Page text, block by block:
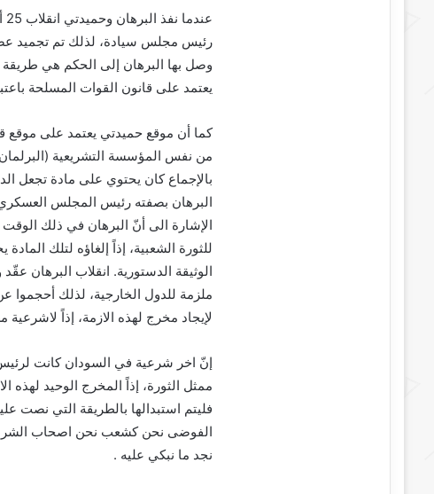
رئيس مجلس سيادة، لذلك تم تجميد
وصل بها البرهان إلى الحكم هي طريقة
يعتمد على قانون القوات المسلحة
كما أن موقع حميدتي يعتمد على موقع
من نفس المؤسسة التشريعية
بالإجماع كان يحتوي على مادة تجعل
البرهان بصفته رئيس المجلس
الإشارة الى أنّ البرهان في ذلك الوقت
للثورة الشعبية، إذاً إلغاؤه لتلك
الوثيقة الدستورية. انقلاب البرهان
ملزمة للدول الخارجية، لذلك
لإيجاد مخرج لهذه الازمة، إذاً لاشرعية
إنّ اخر شرعية في السودان كانت لرئيس
ممثل الثورة، إذاً المخرج الوحيد لهذه
فليتم استبدالها بالطريقة التي نصت
الفوضى نحن كشعب نحن اصحاب
نجد ما نبكي عليه .